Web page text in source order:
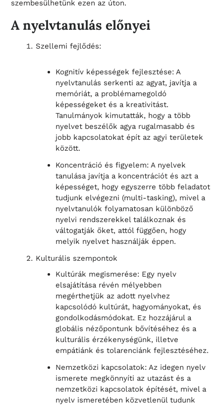
szembesülhetünk ezen az úton.
A nyelvtanulás előnyei
Szellemi fejlődés:
Kognitív képességek fejlesztése: A
nyelvtanulás serkenti az agyat, javítja a
memóriát, a problémamegoldó
képességeket és a kreativitást.
Tanulmányok kimutatták, hogy a több
nyelvet beszélők agya rugalmasabb és
jobb kapcsolatokat épít az agyi területek
között.
Koncentráció és figyelem: A nyelvek
tanulása javítja a koncentrációt és azt a
képességet, hogy egyszerre több feladatot
tudjunk elvégezni (multi-tasking), mivel a
nyelvtanulók folyamatosan különböző
nyelvi rendszerekkel találkoznak és
váltogatják őket, attól függően, hogy
melyik nyelvet használják éppen.
Kulturális szempontok
Kultúrák megismerése: Egy nyelv
elsajátítása révén mélyebben
megérthetjük az adott nyelvhez
kapcsolódó kultúrát, hagyományokat, és
gondolkodásmódokat. Ez hozzájárul a
globális nézőpontunk bővítéséhez és a
kulturális érzékenységünk, illetve
empátiánk és tolarenciánk fejlesztéséhez.
Nemzetközi kapcsolatok: Az idegen nyelv
ismerete megkönnyíti az utazást és a
nemzetközi kapcsolatok építését, mivel a
nyelv ismeretében közvetlenül tudunk